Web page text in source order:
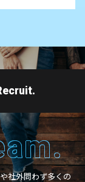
社外問わず多くの